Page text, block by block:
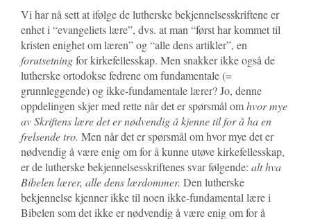
Vi har nå sett at ifølge de lutherske bekjennelsesskriftene er
enhet i “evangeliets lære”, dvs. at man “først har kommet til
kristen enighet om læren” og “alle dens artikler”, en
forutsetningfor kirkefellesskap. Men snakker ikke også de
lutherske ortodokse fedrene om fundamentale (=
grunnleggende) og ikke-fundamentale lærer? Jo, denne
oppdelingen skjer med rette når det er spørsmål omhvor mye
av Skriftens lære det er nødvendig å kjenne til for å ha en
frelsende tro. Men når det er spørsmål om hvor mye det er
nødvendig å være enig om for å kunne utøve kirkefellesskap,
er de lutherske bekjennelsesskriftenes svar følgende: alt hva
Bibelen lærer, alle dens lærdommer. Den lutherske
bekjennelse kjenner ikke til noen ikke-fundamental lære i
Bibelen som det ikke er nødvendig å være enig om for å